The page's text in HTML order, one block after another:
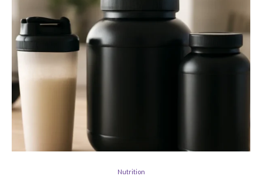
Nutrition